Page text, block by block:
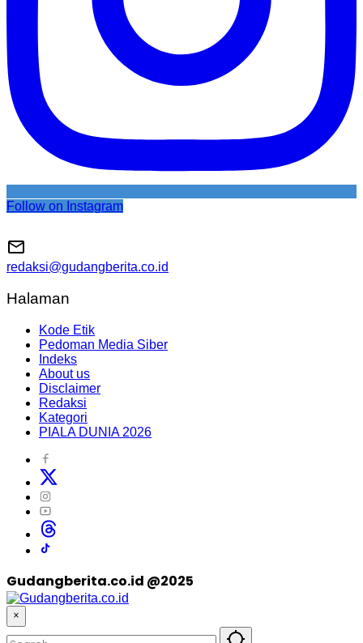
Follow on Instagram
redaksi@gudangberita.co.id
Halaman
Kode Etik
Pedoman Media Siber
Indeks
About us
Disclaimer
Redaksi
Kategori
PIALA DUNIA 2026
Gudangberita.co.id @2025
×